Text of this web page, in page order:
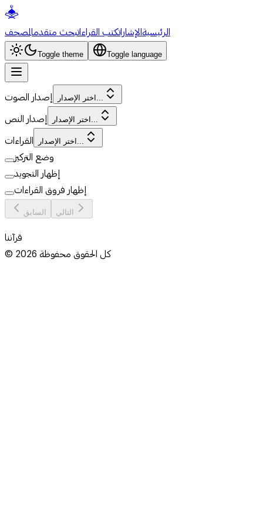
الرئيسيةالإشاراتكتب القراءاتبحث متقدمالمصحف
Toggle theme Toggle language
إصدار الصوت اختر الإصدار...
إصدار النص اختر الإصدار...
القراءات اختر الإصدار...
وضع التركيز
إظهار التجويد
إظهار فروق القراءات
السابق التالي
قرآننا
© 2026كل الحقوق محفوظة